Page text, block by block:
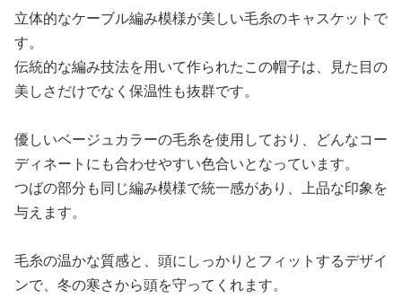
立体的なケーブル編み模様が美しい毛糸のキャスケットで
す。
伝統的な編み技法を用いて作られたこの帽子は、見た目の
美しさだけでなく保温性も抜群です。
優しいベージュカラーの毛糸を使用しており、どんなコー
ディネートにも合わせやすい色合いとなっています。
つばの部分も同じ編み模様で統一感があり、上品な印象を
与えます。
毛糸の温かな質感と、頭にしっかりとフィットするデザイ
ンで、冬の寒さから頭を守ってくれます。